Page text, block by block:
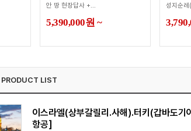
안 땅 현장답사 +...
5,390,000원 ~
성지순례
PRODUCT LIST
이스라엘(상부갈릴리.사해).터키(갑바도기
항공]